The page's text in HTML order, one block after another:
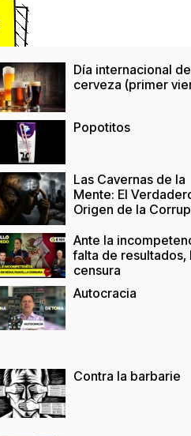
Día internacional
cerveza (primer
Popotitos
Las Cavernas de la
Mente: El
Origen de la
Ante la
falta de resultados,
censura
Autocracia
Contra la barbarie